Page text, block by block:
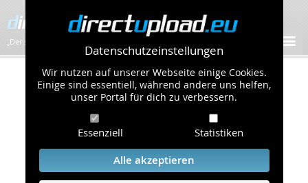
Datenschutzeinstellungen
Wir nutzen auf unserer Webseite einige Cookies.
Einige sind essentiell, während andere uns helfen,
unser Portal für dich zu verbessern.
Essenziell Statistiken
Alle akzeptieren
„Der schnellste Bilder-Hoster im Web!”
Kontakt & Support
Um eine schnelle und unkomplizierte
Bearbeitung Ihres Problems zu gewährleisten,
bitten wir Sie,
folgende Punkte zu beachten und einzuhalten.